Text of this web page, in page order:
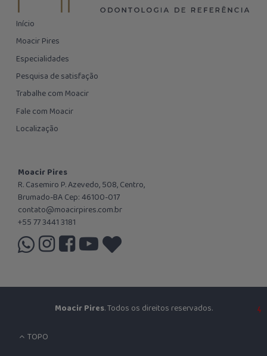
Início
Moacir Pires
Especialidades
Pesquisa de satisfação
Trabalhe com Moacir
Fale com Moacir
Localização
Moacir Pires
R. Casemiro P. Azevedo, 508, Centro,
Brumado-BA Cep: 46100-017
contato@moacirpires.com.br
+55 77 3441 3181
Moacir Pires. Todos os direitos reservados.
TOPO